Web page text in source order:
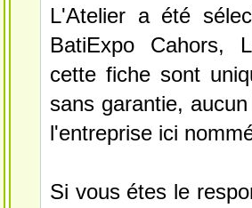
L'Atelier a été
BatiExpo Cahors,
cette fiche sont
sans garantie,
l'entreprise ici
Si vous étes le